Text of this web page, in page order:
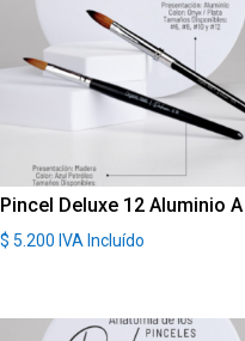
Pincel Deluxe 12 Aluminio A
$ 5.200 IVA Incluído